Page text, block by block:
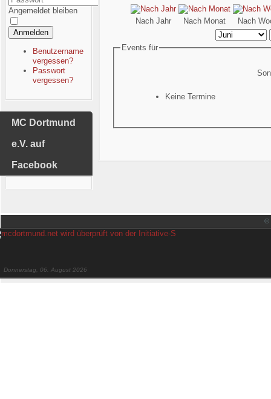
Angemeldet bleiben
Anmelden
Benutzername
vergessen?
Passwort
vergessen?
MC Dortmund
e.V. auf
Facebook
Nach Jahr Nach Monat Nach
Events für
Keine Termine
©
Donnerstag, 06. August 2026